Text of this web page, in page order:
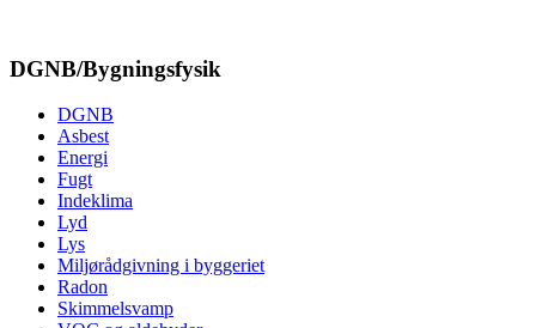
DGNB/Bygningsfysik
DGNB
Asbest
Energi
Fugt
Indeklima
Lyd
Lys
Miljørådgivning i byggeriet
Radon
Skimmelsvamp